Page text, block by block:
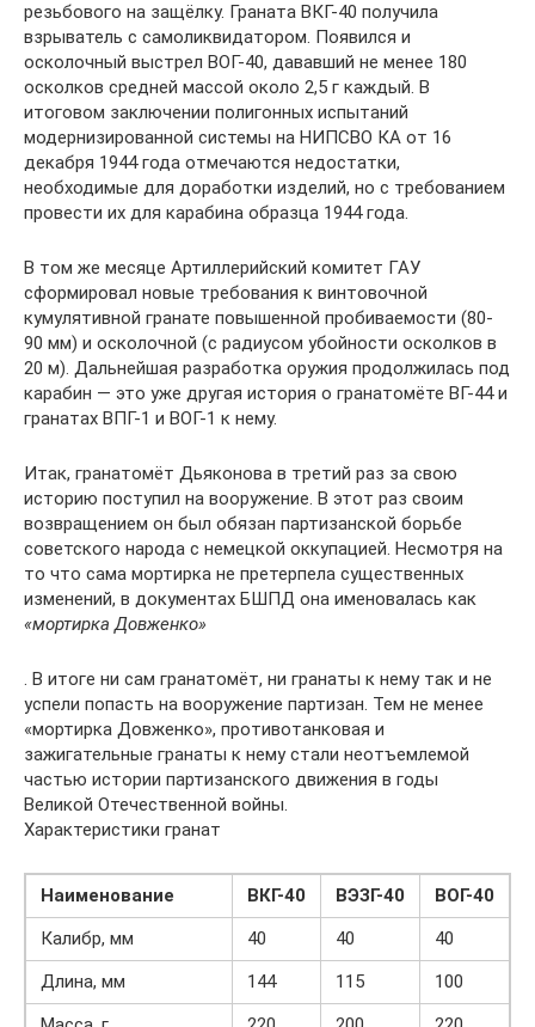
резьбового на защёлку. Граната ВКГ-40 получила
взрыватель с самоликвидатором. Появился и
осколочный выстрел ВОГ-40, дававший не менее 180
осколков средней массой около 2,5 г каждый. В
итоговом заключении полигонных испытаний
модернизированной системы на НИПСВО КА от 16
декабря 1944 года отмечаются недостатки,
необходимые для доработки изделий, но с требованием
провести их для карабина образца 1944 года.
В том же месяце Артиллерийский комитет ГАУ
сформировал новые требования к винтовочной
кумулятивной гранате повышенной пробиваемости (80-
90 мм) и осколочной (с радиусом убойности осколков в
20 м). Дальнейшая разработка оружия продолжилась под
карабин — это уже другая история о гранатомёте ВГ-44 и
гранатах ВПГ-1 и ВОГ-1 к нему.
Итак, гранатомёт Дьяконова в третий раз за свою
историю поступил на вооружение. В этот раз своим
возвращением он был обязан партизанской борьбе
советского народа с немецкой оккупацией. Несмотря на
то что сама мортирка не претерпела существенных
изменений, в документах БШПД она именовалась как
«мортирка Довженко»
. В итоге ни сам гранатомёт, ни гранаты к нему так и не
успели попасть на вооружение партизан. Тем не менее
«мортирка Довженко», противотанковая и
зажигательные гранаты к нему стали неотъемлемой
частью истории партизанского движения в годы
Великой Отечественной войны.
Характеристики гранат
Наименование ВКГ-40 ВЭЗГ-40
ВОГ-40
Калибр, мм
40 40
40
Длина, мм
144 115
100